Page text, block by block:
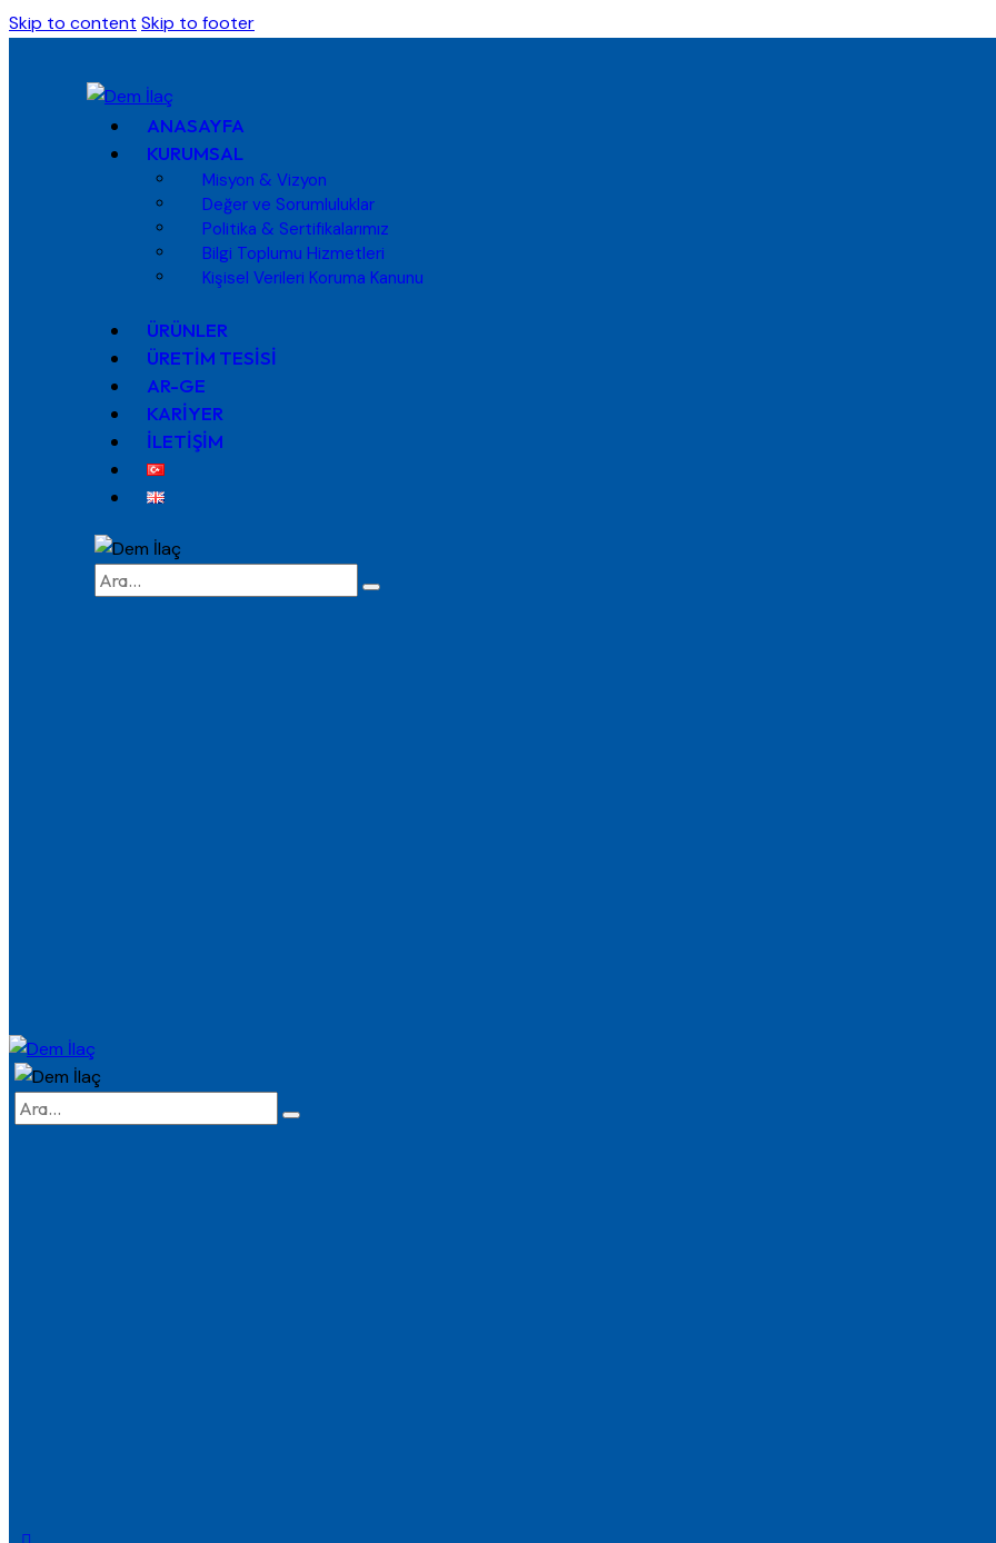
Skip to content Skip to footer
ANASAYFA
KURUMSAL
Misyon & Vizyon
Değer ve Sorumluluklar
Politika & Sertifikalarımız
Bilgi Toplumu Hizmetleri
Kişisel Verileri Koruma Kanunu
ÜRÜNLER
ÜRETİM TESİSİ
AR-GE
KARİYER
İLETİŞİM